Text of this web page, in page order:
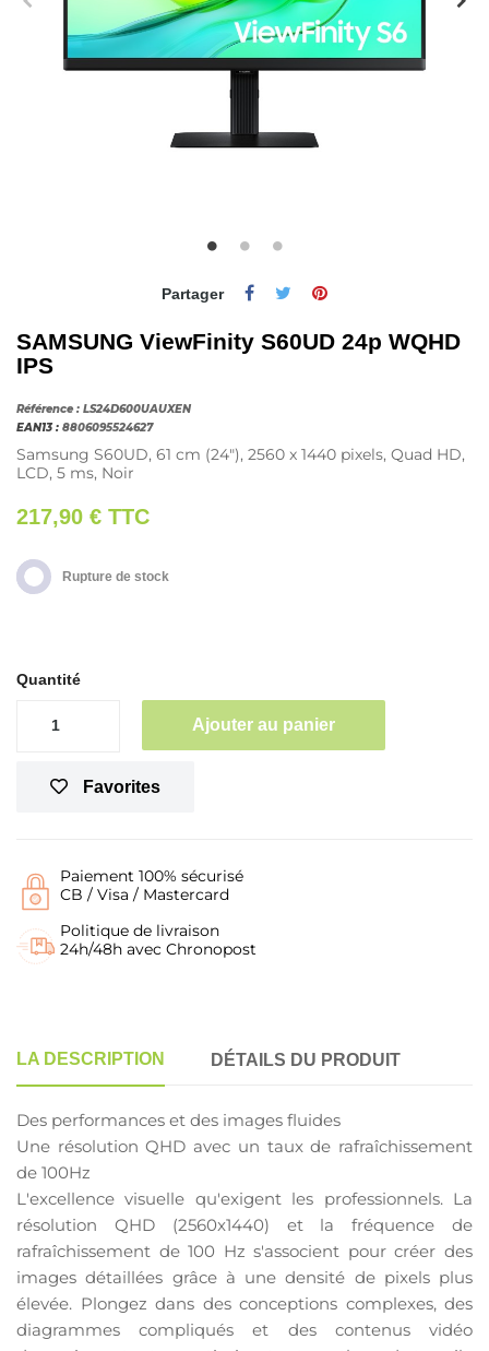
Partager
SAMSUNG ViewFinity S60UD 24p WQHD
IPS
Référence : LS24D600UAUXEN
EAN13 : 8806095524627
Samsung S60UD, 61 cm (24"), 2560 x 1440 pixels, Quad HD,
LCD, 5 ms, Noir
217,90 € TTC
Rupture de stock
Quantité
Ajouter au panier
Favorites
Paiement 100% sécurisé
CB / Visa / Mastercard
Politique de livraison
24h/48h avec Chronopost
LA DESCRIPTION DÉTAILS DU PRODUIT
Des performances et des images fluides
Une résolution QHD avec un taux de rafraîchissement
de 100Hz
L'excellence visuelle qu'exigent les professionnels. La
résolution QHD (2560x1440) et la fréquence de
rafraîchissement de 100 Hz s'associent pour créer des
images détaillées grâce à une densité de pixels plus
élevée. Plongez dans des conceptions complexes, des
diagrammes compliqués et des contenus vidéo